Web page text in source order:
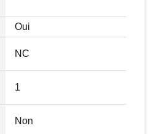
Oui
NC
1
Non